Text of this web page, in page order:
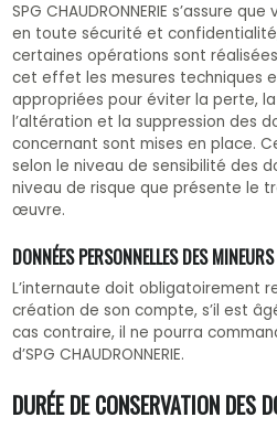
SPG CHAUDRONNERIE s’assure
en toute sécurité et
certaines opérations sont
cet effet les mesures techniques
appropriées pour éviter la perte,
l’altération et la suppression des
concernant sont mises en place.
selon le niveau de sensibilité des
niveau de risque que présente le
œuvre.
DONNÉES PERSONNELLES DES MINEURS
L’internaute doit obligatoirement
création de son compte, s’il est
cas contraire, il ne pourra
d’SPG CHAUDRONNERIE.
DURÉE DE CONSERVATION DES